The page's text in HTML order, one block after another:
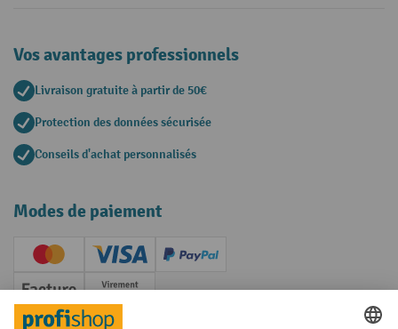
Vos avantages professionnels
Livraison gratuite à partir de 50€
Protection des données sécurisée
Conseils d'achat personnalisés
Modes de paiement
Creditcard (Master)Creditcard (Visa)
PayPal